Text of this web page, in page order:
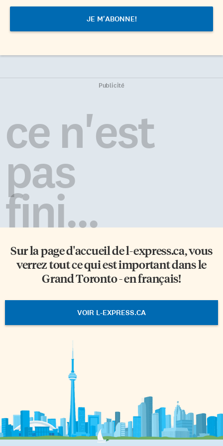
Publicité
ce n'est
pas
fini...
Sur la page d'accueil del-express.ca, vous
verrez tout ce qui est important dans le
Grand Toronto - en français!
VOIR L-EXPRESS.CA